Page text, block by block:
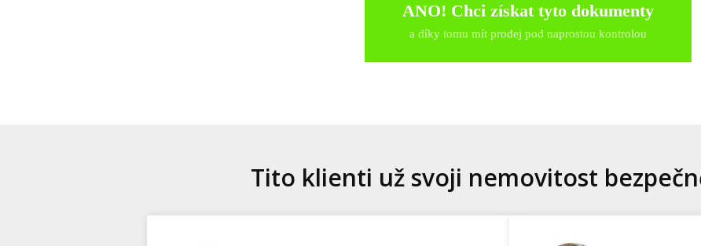
ANO! Chci získat tyto dokumenty
a díky tomu mít prodej pod naprostou kontrolou
Tito klienti už svoji nemovitost